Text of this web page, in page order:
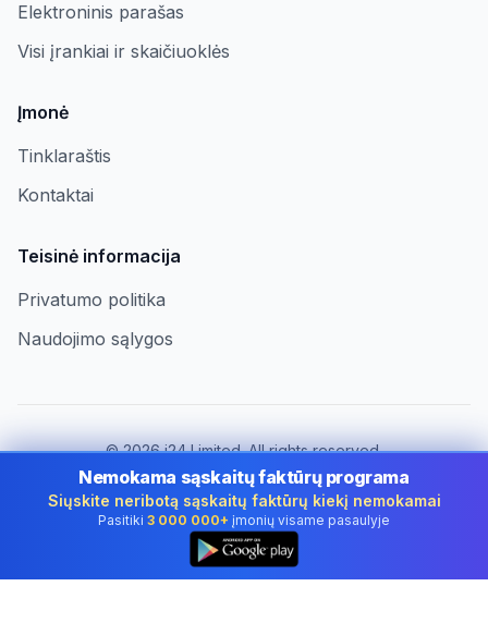
Elektroninis parašas
Visi įrankiai ir skaičiuoklės
Įmonė
Tinklaraštis
Kontaktai
Teisinė informacija
Privatumo politika
Naudojimo sąlygos
©2026i24 Limited. All rights reserved.
Įmonėms Lithuania
Keisti šalį:
Lithuania
Nemokama sąskaitų faktūrų programa
Siųskite neribotą sąskaitų faktūrų kiekį nemokamai
Pasitiki 3 000 000+ įmonių visame pasaulyje